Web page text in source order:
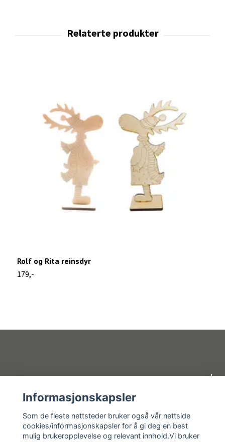
Rolf og Rita reinsdyr
179,-
Kundeservice
Informasjonskapsler
Som de fleste nettsteder bruker også vår nettside
cookies/informasjonskapsler for å gi deg en best
mulig brukeropplevelse og relevant innhold.Vi bruker